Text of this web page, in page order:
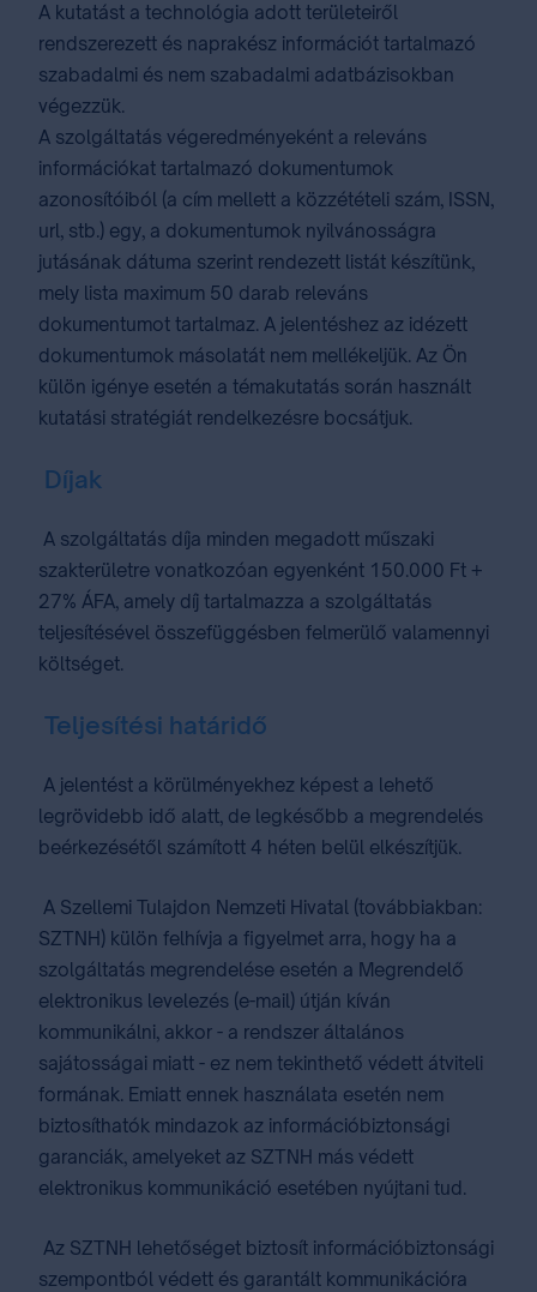
A kutatást a technológia adott területeiről
rendszerezett és naprakész információt tartalmazó
szabadalmi és nem szabadalmi adatbázisokban
végezzük.
A szolgáltatás végeredményeként a releváns
információkat tartalmazó dokumentumok
azonosítóiból (a cím mellett a közzétételi szám, ISSN,
url, stb.) egy, a dokumentumok nyilvánosságra
jutásának dátuma szerint rendezett listát készítünk,
mely lista maximum 50 darab releváns
dokumentumot tartalmaz. A jelentéshez az idézett
dokumentumok másolatát nem mellékeljük. Az Ön
külön igénye esetén a témakutatás során használt
kutatási stratégiát rendelkezésre bocsátjuk.
Díjak
A szolgáltatás díja minden megadott műszaki
szakterületre vonatkozóan egyenként 150.000 Ft +
27% ÁFA, amely díj tartalmazza a szolgáltatás
teljesítésével összefüggésben felmerülő valamennyi
költséget.
Teljesítési határidő
A jelentést a körülményekhez képest a lehető
legrövidebb idő alatt, de legkésőbb a megrendelés
beérkezésétől számított 4 héten belül elkészítjük.
A Szellemi Tulajdon Nemzeti Hivatal (továbbiakban:
SZTNH) külön felhívja a figyelmet arra, hogy ha a
szolgáltatás megrendelése esetén a Megrendelő
elektronikus levelezés (e-mail) útján kíván
kommunikálni, akkor - a rendszer általános
sajátosságai miatt - ez nem tekinthető védett átviteli
formának. Emiatt ennek használata esetén nem
biztosíthatók mindazok az információbiztonsági
garanciák, amelyeket az SZTNH más védett
elektronikus kommunikáció esetében nyújtani tud.
Az SZTNH lehetőséget biztosít információbiztonsági
szempontból védett és garantált kommunikációra